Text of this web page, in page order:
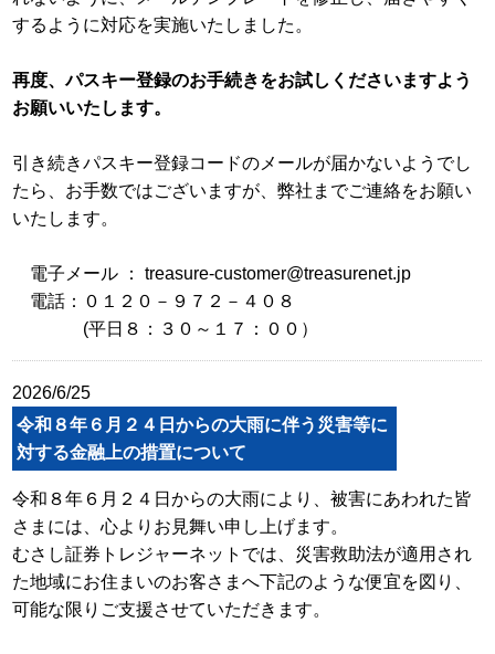
するように対応を実施いたしました。
再度、パスキー登録のお手続きをお試しくださいますよう
お願いいたします。
引き続きパスキー登録コードのメールが届かないようでし
たら、お手数ではございますが、弊社までご連絡をお願い
いたします。
電子メール ： treasure-customer@treasurenet.jp
電話：０１２０－９７２－４０８
(平日８：３０～１７：００）
2026/6/25
令和８年６月２４日からの大雨に伴う災害等に
対する金融上の措置について
令和８年６月２４日からの大雨により、被害にあわれた皆
さまには、心よりお見舞い申し上げます。
むさし証券トレジャーネットでは、災害救助法が適用され
た地域にお住まいのお客さまへ下記のような便宜を図り、
可能な限りご支援させていただきます。